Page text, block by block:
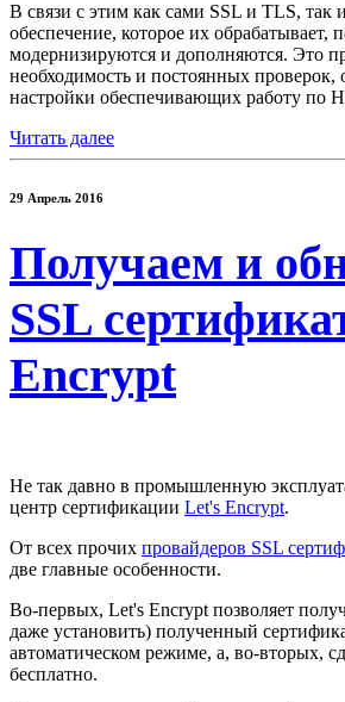
В связи с этим как сами SSL и TLS, так
обеспечение, которое их обрабатывает,
модернизируются и дополняются. Это
необходимость и постоянных проверок,
настройки обеспечивающих работу по
Читать далее
29 Апрель 2016
Получаем и
SSL
Encrypt
Не так давно в промышленную
центр сертификации Let's Encrypt.
От всех прочих провайдеров SSL
две главные особенности.
Во-первых, Let's Encrypt позволяет
даже установить) полученный
автоматическом режиме, а, во-вторых,
бесплатно.